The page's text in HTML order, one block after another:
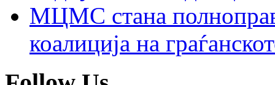
МЦМС стана
коалиција на